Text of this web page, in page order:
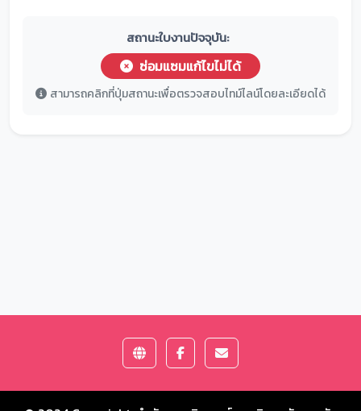
สถานะใบงานปัจจุบัน:
ซ่อมแซมแก้ไขไม่ได้
สามารถคลิกที่ปุ่มสถานะเพื่อตรวจสอบไทม์ไลน์โดยละเอียดได้